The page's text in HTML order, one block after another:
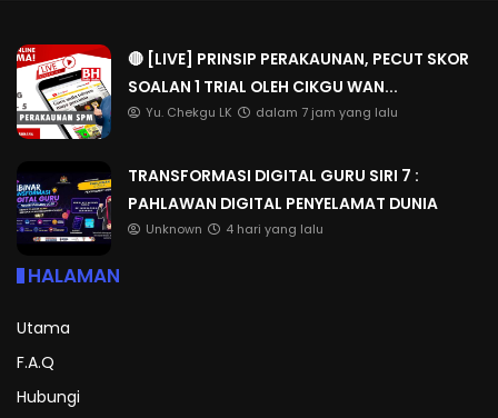
🔴 [LIVE] PRINSIP PERAKAUNAN, PECUT SKOR
SOALAN 1 TRIAL OLEH CIKGU WAN...
Yu. Chekgu LK dalam 7 jam yang lalu
TRANSFORMASI DIGITAL GURU SIRI 7 :
PAHLAWAN DIGITAL PENYELAMAT DUNIA
Unknown 4 hari yang lalu
HALAMAN
Utama
F.A.Q
Hubungi